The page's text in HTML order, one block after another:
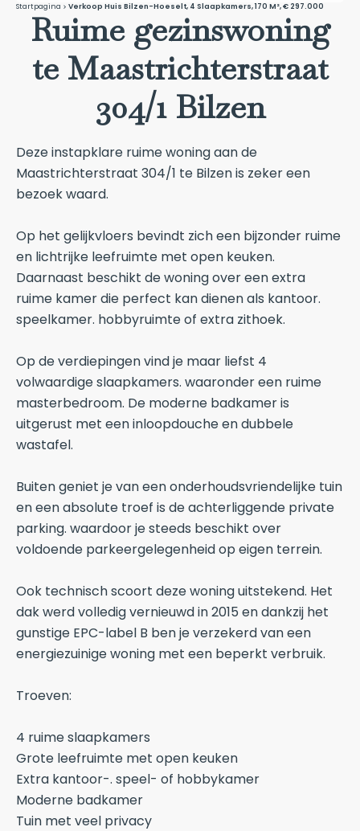
Startpagina Verkoop Huis Bilzen-Hoeselt, 4 Slaapkamers, 170 M², € 297.000
Ruime gezinswoning
te Maastrichterstraat
304/1 Bilzen
Deze instapklare ruime woning aan de
Maastrichterstraat 304/1 te Bilzen is zeker een
bezoek waard.
Op het gelijkvloers bevindt zich een bijzonder ruime
en lichtrijke leefruimte met open keuken.
Daarnaast beschikt de woning over een extra
ruime kamer die perfect kan dienen als kantoor.
speelkamer. hobbyruimte of extra zithoek.
Op de verdiepingen vind je maar liefst 4
volwaardige slaapkamers. waaronder een ruime
masterbedroom. De moderne badkamer is
uitgerust met een inloopdouche en dubbele
wastafel.
Buiten geniet je van een onderhoudsvriendelijke tuin
en een absolute troef is de achterliggende private
parking. waardoor je steeds beschikt over
voldoende parkeergelegenheid op eigen terrein.
Ook technisch scoort deze woning uitstekend. Het
dak werd volledig vernieuwd in 2015 en dankzij het
gunstige EPC-label B ben je verzekerd van een
energiezuinige woning met een beperkt verbruik.
Troeven:
4 ruime slaapkamers
Grote leefruimte met open keuken
Extra kantoor-. speel- of hobbykamer
Moderne badkamer
Tuin met veel privacy